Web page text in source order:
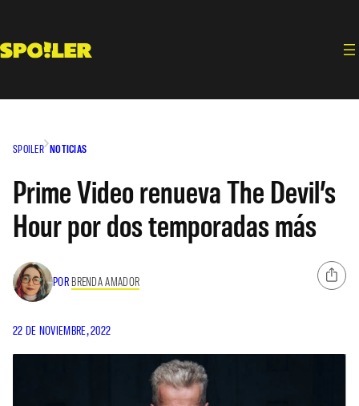
contenido
SPOILER NOTICIAS
Prime Video renueva The Devil’s
Hour por dos temporadas más
POR BRENDA AMADOR
22 DE NOVIEMBRE, 2022